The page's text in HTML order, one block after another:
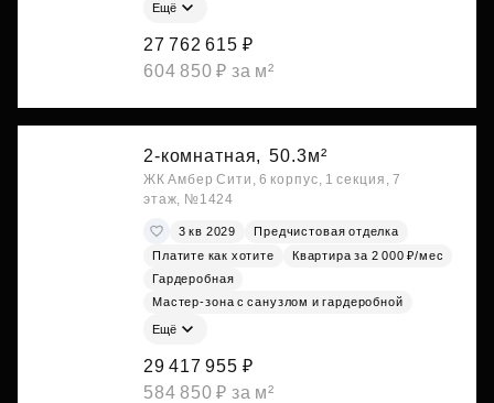
Ещё
27 762 615 ₽
604 850 ₽ за м²
2-комнатная, 50.3м²
ЖК Амбер Сити, 6 корпус, 1 секция, 7
этаж, №1424
3 кв 2029
Предчистовая отделка
Платите как хотите
Квартира за 2 000 ₽/мес
Гардеробная
Мастер-зона с санузлом и гардеробной
Ещё
29 417 955 ₽
584 850 ₽ за м²